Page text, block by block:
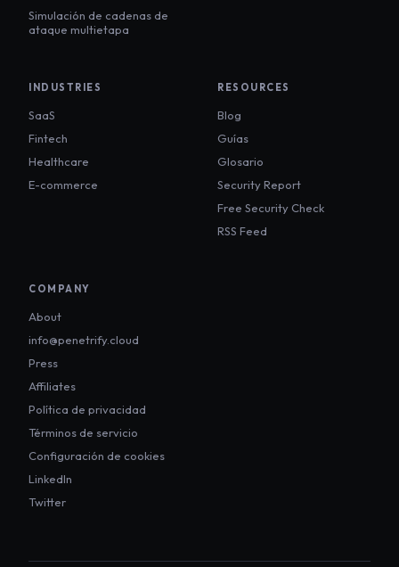
Simulación de cadenas de
ataque multietapa
INDUSTRIES
SaaS
Fintech
Healthcare
E-commerce
RESOURCES
Blog
Guías
Glosario
Security Report
Free Security Check
RSS Feed
COMPANY
About
info@penetrify.cloud
Press
Affiliates
Política de privacidad
Términos de servicio
Configuración de cookies
LinkedIn
Twitter